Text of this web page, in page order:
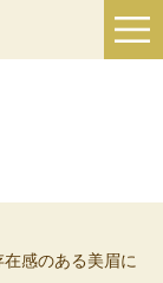
感のある美眉に